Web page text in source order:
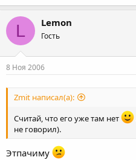
L Lemon
Гость
8 Ноя 2006
Zmit написал(а):
Считай, что его уже там нет
не говорил).
Этпачиму